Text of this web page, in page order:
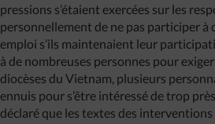
pressions s’étaient exercées sur les
personnellement de ne pas participer à
emploi s’ils maintenaient leur
à de nombreuses personnes pour
diocèses du Vietnam, plusieurs
ennuis pour s’être intéressé de trop
déclaré que les textes des